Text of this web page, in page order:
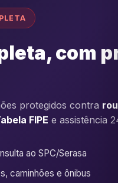
com
protegidos contra
FIPE e assistência
ao SPC/Serasa
caminhões e ônibus